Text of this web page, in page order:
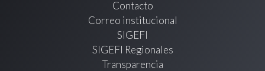
Contacto
Correo institucional
SIGEFI
SIGEFI Regionales
Transparencia